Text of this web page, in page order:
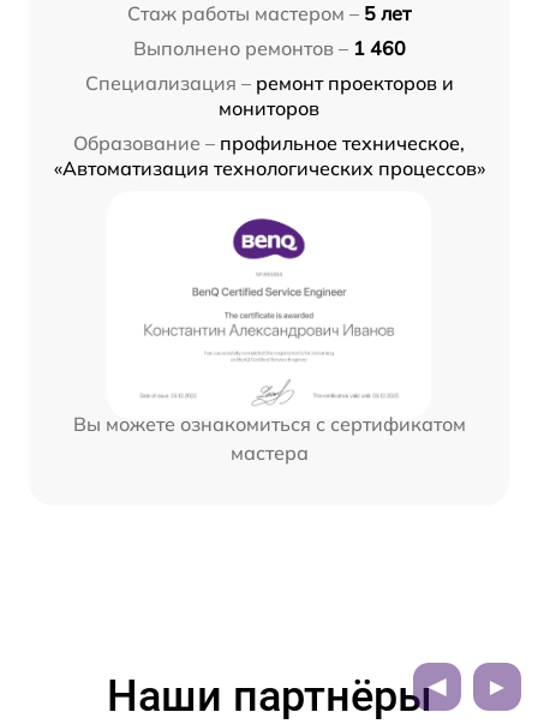
Стаж работы мастером – 5 лет
Выполнено ремонтов – 1 460
Специализация – ремонт проекторов и
мониторов
Образование – профильное техническое,
«Автоматизация технологических процессов»
Вы можете ознакомиться с сертификатом
мастера
Наши партнёры